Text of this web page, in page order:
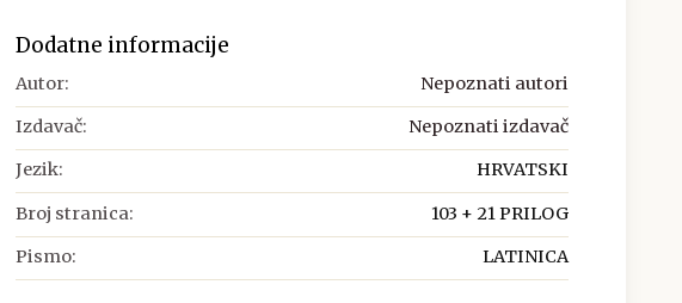
Dodatne informacije
Autor: Nepoznati autori
Izdavač: Nepoznati izdavač
Jezik: HRVATSKI
Broj stranica: 103 + 21 PRILOG
Pismo: LATINICA